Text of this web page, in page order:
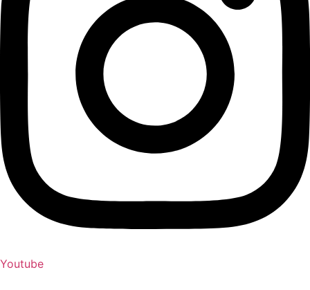
Youtube